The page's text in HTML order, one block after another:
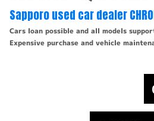
Sapporo used car dealer
Cars loan possible and all models
Expensive purchase and vehicle